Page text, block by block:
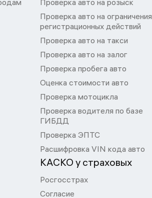
Проверка авто на розыск
Проверка авто на ограничения
регистрационных действий
Проверка авто на такси
Проверка авто на залог
Проверка пробега авто
Оценка стоимости авто
Проверка мотоцикла
Проверка водителя по базе
ГИБДД
Проверка ЭПТС
Расшифровка VIN кода авто
КАСКО у страховых
Росгосстрах
Согласие